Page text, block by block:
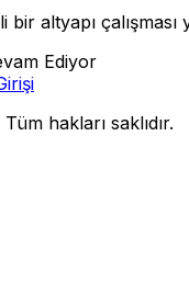
bir altyapı
Ediyor
hakları saklıdır.